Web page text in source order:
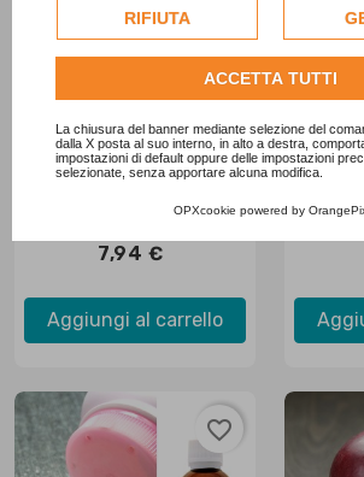
esclusivamente previa acquisizione del
dell'utente.
Consulta l'informativa cookie
RIFIUTA
ACCETTA TUTTI
La chiusura del banner mediante selezione del
dalla X posta al suo interno, in alto a destra,
impostazioni di default oppure delle impostazioni
selezionate, senza apportare alcuna modifica.
OPXcookie powered by

 Anteprima
Cera di oliva per
7,94 €
Aggiungi al carrello
favorite_border